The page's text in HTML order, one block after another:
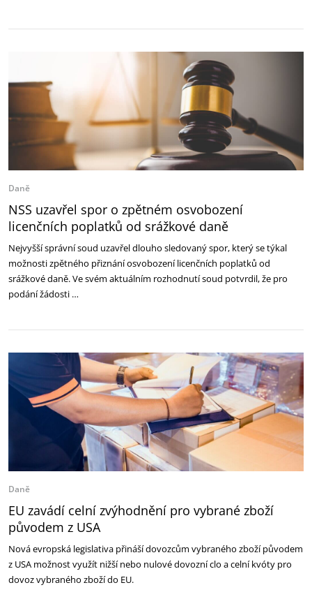
Daně
NSS uzavřel spor o zpětném osvobození
licenčních poplatků od srážkové daně
Nejvyšší správní soud uzavřel dlouho sledovaný spor, který se týkal
možnosti zpětného přiznání osvobození licenčních poplatků od
srážkové daně. Ve svém aktuálním rozhodnutí soud potvrdil, že pro
podání žádosti …
Daně
EU zavádí celní zvýhodnění pro vybrané zboží
původem z USA
Nová evropská legislativa přináší dovozcům vybraného zboží původem
z USA možnost využít nižší nebo nulové dovozní clo a celní kvóty pro
dovoz vybraného zboží do EU.